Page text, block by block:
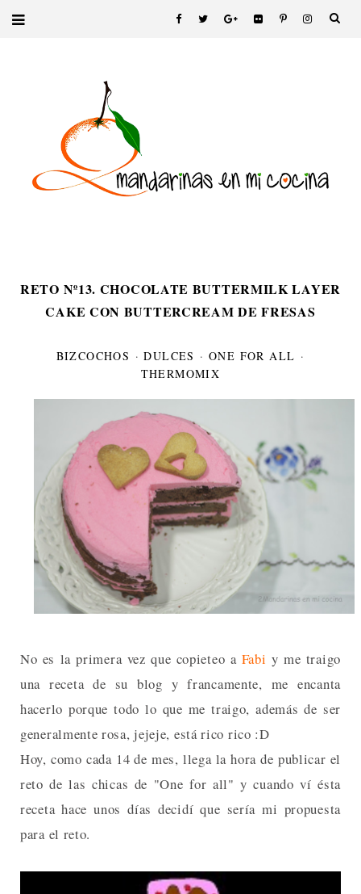
RETO Nº13. CHOCOLATE BUTTERMILK LAYER
CAKE CON BUTTERCREAM DE FRESAS
BIZCOCHOS ·DULCES ·ONE FOR ALL ·
THERMOMIX
No es la primera vez que copieteo a Fabi y me traigo
una receta de su blog y francamente, me encanta
hacerlo porque todo lo que me traigo, además de ser
generalmente rosa, jejeje, está rico rico :D
Hoy, como cada 14 de mes, llega la hora de publicar el
reto de las chicas de "One for all" y cuando ví ésta
receta hace unos días decidí que sería mi propuesta
para el reto.